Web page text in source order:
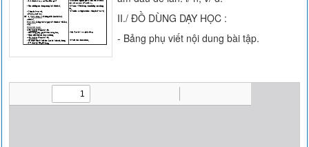
II./ ĐỒ DÙNG DẠY HỌC :
- Bảng phụ viết nội dung bài tập.